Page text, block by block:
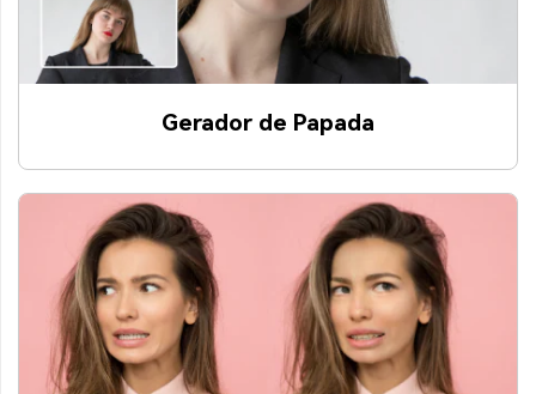
Gerador de Papada